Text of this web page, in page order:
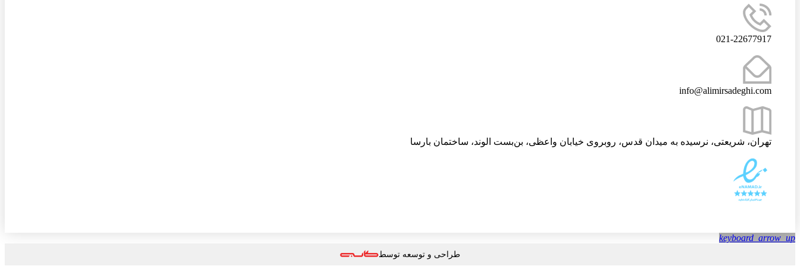
021-22677917
info@alimirsadeghi.com
تهران، شریعتی، نرسیده به میدان قدس، روبروی خیابان واعظی، بن‌بست الوند، ساختمان بارسا
keyboard_arrow_up
طراحی و توسعه توسط